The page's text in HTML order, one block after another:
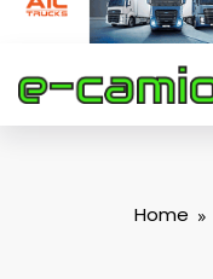
Home